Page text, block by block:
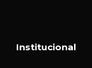
Institucional